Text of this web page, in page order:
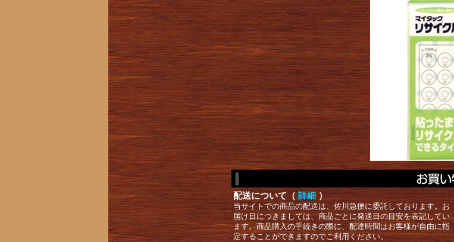
配送について（ 詳細 ）
当サイトでの商品の配送は、佐川急便に委託しております。お
届け日につきましては、商品ごとに発送日の目安を表記してい
ます。商品購入の手続きの際に、配達時間はお客様が自由に指
定することができますのでご利用ください。